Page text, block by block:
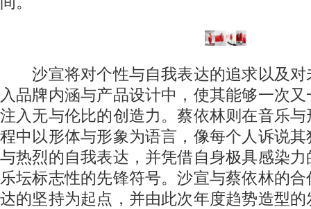
沙宣将对个性与自我表达的追求以及对
入品牌内涵与产品设计中，使其能够一次
注入无与伦比的创造力。蔡依林则在音乐
程中以形体与形象为语言，像每个人诉说
与热烈的自我表达，并凭借自身极具感染
乐坛标志性的先锋符号。沙宣与蔡依林的
达的坚持为起点，并由此次年度趋势造型